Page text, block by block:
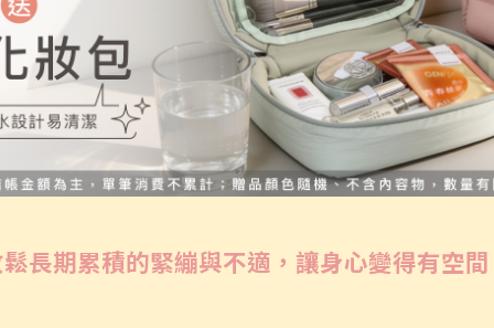
長期累積的緊繃與不適，讓身心變得有空